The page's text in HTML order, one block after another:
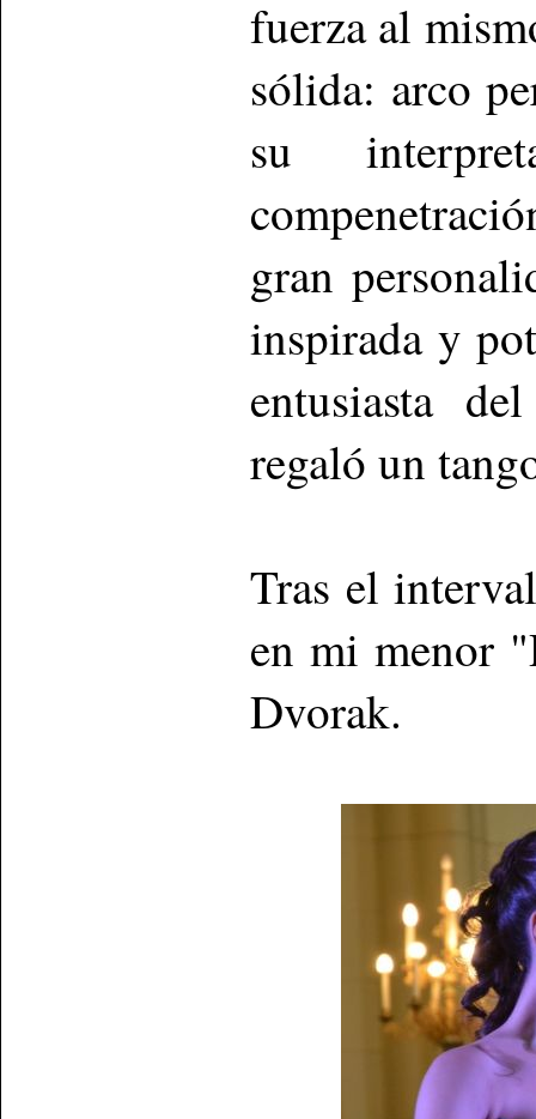
fuerza al
sólida: arco
su
gran
inspirada y
entusiasta
regaló un
Tras el
en mi menor
Dvorak.